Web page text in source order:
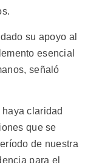
su apoyo al
esencial
señaló
haya claridad
que se
de nuestra
para el